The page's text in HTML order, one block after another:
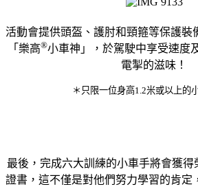
活動會提供頭盔、護肘和頸箍等保護裝
「樂高®小車神」，於駕駛中享受速度
電掣的滋味！
＊只限一位身高1.2米或以上的
最後，完成六大訓練的小車手將會獲得
證書，這不僅是對他們努力學習的肯定